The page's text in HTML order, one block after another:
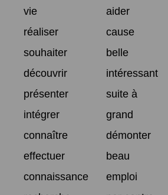
vie
aider
réaliser
cause
souhaiter
belle
découvrir
intéressant
présenter
suite à
intégrer
grand
connaître
démonter
effectuer
beau
connaissance
emploi